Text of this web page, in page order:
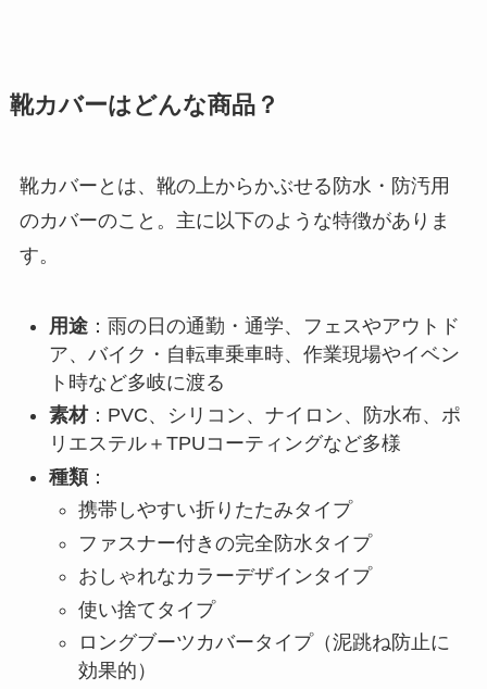
靴カバーはどんな商品？
靴カバーとは、靴の上からかぶせる防水・防汚用
のカバーのこと。主に以下のような特徴がありま
す。
用途：雨の日の通勤・通学、フェスやアウトド
ア、バイク・自転車乗車時、作業現場やイベン
ト時など多岐に渡る
素材：PVC、シリコン、ナイロン、防水布、ポ
リエステル＋TPUコーティングなど多様
種類：
携帯しやすい折りたたみタイプ
ファスナー付きの完全防水タイプ
おしゃれなカラーデザインタイプ
使い捨てタイプ
ロングブーツカバータイプ（泥跳ね防止に
効果的）